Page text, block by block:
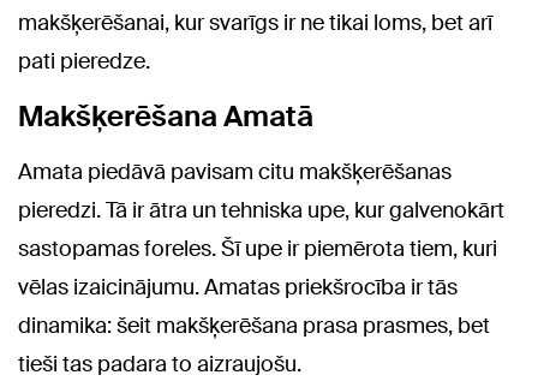
makšķerēšanai, kur svarīgs ir ne tikai loms, bet arī
pati pieredze.
Makšķerēšana Amatā
Amata piedāvā pavisam citu makšķerēšanas
pieredzi. Tā ir ātra un tehniska upe, kur galvenokārt
sastopamas foreles. Šī upe ir piemērota tiem, kuri
vēlas izaicinājumu. Amatas priekšrocība ir tās
dinamika: šeit makšķerēšana prasa prasmes, bet
tieši tas padara to aizraujošu.